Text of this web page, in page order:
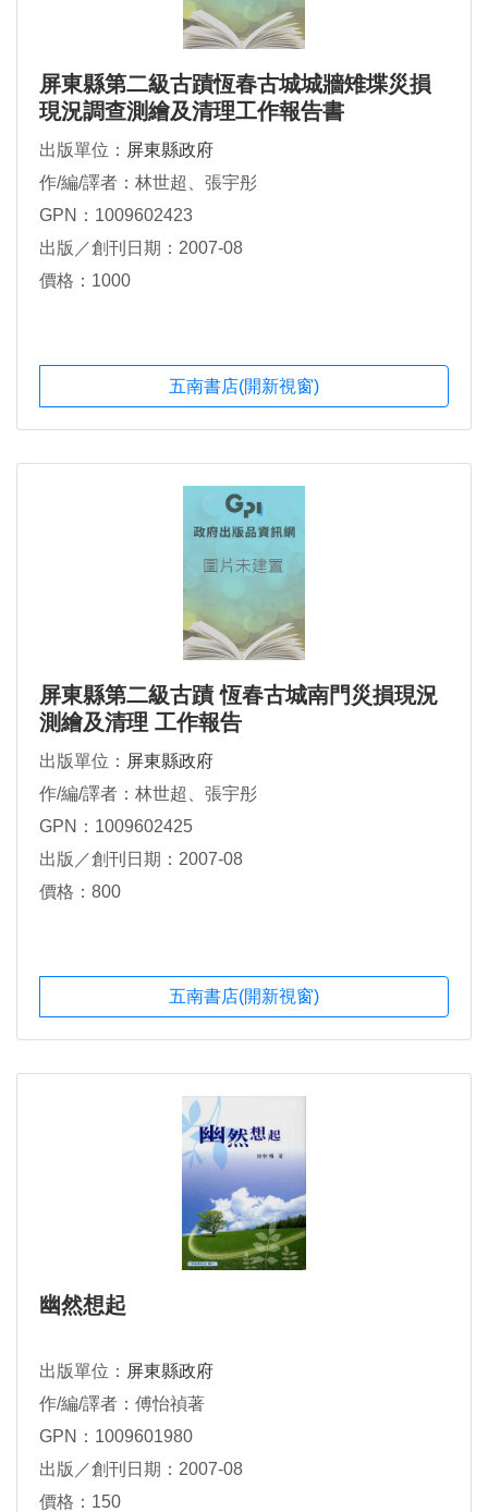
屏東縣第二級古蹟恆春古城城牆雉堞災損
現況調查測繪及清理工作報告書
出版單位： 屏東縣政府
作/編/譯者：林世超、張宇彤
GPN：1009602423
出版／創刊日期：2007-08
價格：1000
五南書店(開新視窗)
屏東縣第二級古蹟 恆春古城南門災損現況
測繪及清理 工作報告
出版單位： 屏東縣政府
作/編/譯者：林世超、張宇彤
GPN：1009602425
出版／創刊日期：2007-08
價格：800
五南書店(開新視窗)
幽然想起
出版單位： 屏東縣政府
作/編/譯者：傅怡禎著
GPN：1009601980
出版／創刊日期：2007-08
價格：150